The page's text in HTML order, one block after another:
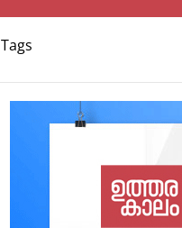
Tags